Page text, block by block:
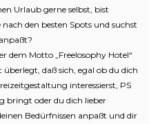
Urlaub gerne selbst, bist
den besten Spots und suchst
dem Motto „Freelosophy Hotel“
daß sich, egal ob du dich
interessierst, PS
bringt oder du dich lieber
Bedürfnissen anpaßt und dir